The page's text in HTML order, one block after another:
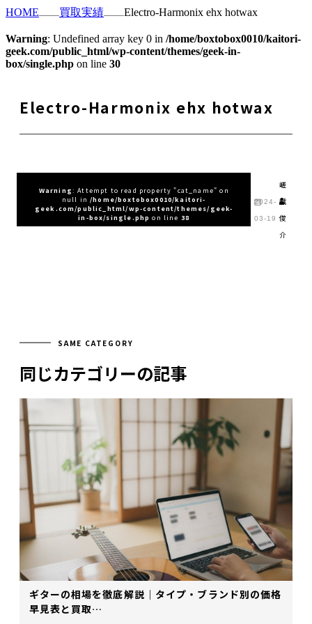
HOME 買取実績 Electro-Harmonix ehx hotwax
Warning: Undefined array key 0 in /home/boxtobox0010/kaitori-
geek.com/public_html/wp-content/themes/geek-in-
box/single.php on line 30
Electro-Harmonix ehx hotwax
Warning: Attempt to read property "cat_name" on
null in/home/boxtobox0010/kaitori-
geek.com/public_html/wp-content/themes/geek-
in-box/single.php on line 38
2024-
03-19
嵯
峨
俊
介
SAME CATEGORY
同じカテゴリーの記事
ギターの相場を徹底解説｜タイプ・ブランド別の価格
早見表と買取…